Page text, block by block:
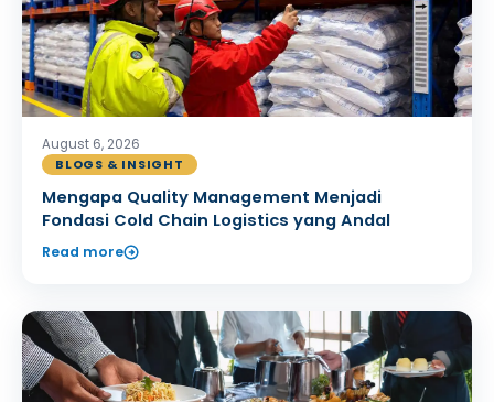
August 6, 2026
BLOGS & INSIGHT
Mengapa Quality Management Menjadi
Fondasi Cold Chain Logistics yang Andal
Read more